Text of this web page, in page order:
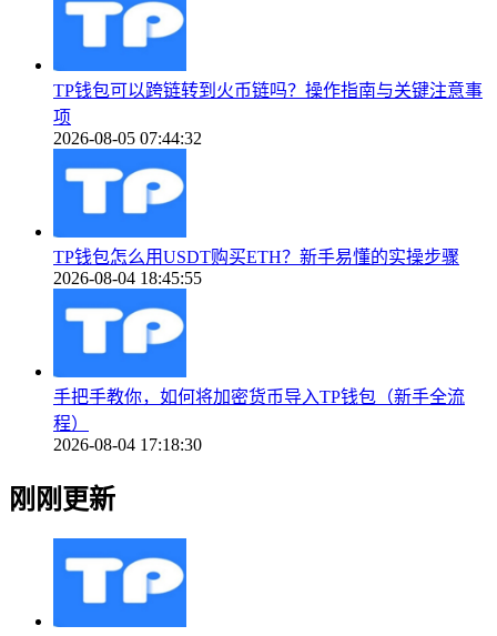
TP钱包可以跨链转到火币链吗？操作指南与关键注意事
项
2026-08-05 07:44:32
TP钱包怎么用USDT购买ETH？新手易懂的实操步骤
2026-08-04 18:45:55
手把手教你，如何将加密货币导入TP钱包（新手全流
程）
2026-08-04 17:18:30
刚刚更新